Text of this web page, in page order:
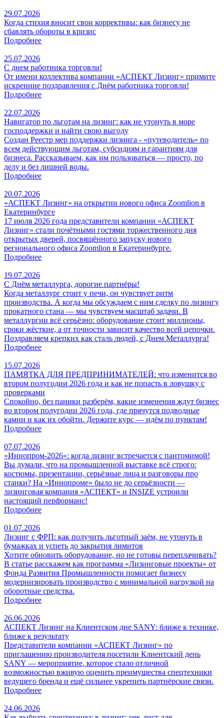
29.07.2026
Когда стихия вносит свои коррективы: как бизнесу не
сбавлять обороты в кризис
Подробнее
25.07.2026
С днем работника торговли!
От имени коллектива компании «АСПЕКТ Лизинг» примите
искренние поздравления с Днём работника торговли!
Подробнее
22.07.2026
Навигатор по льготам на лизинг: как не утонуть в море
господдержки и найти свою выгоду
Создан Реестр мер поддержки лизинга - «путеводитель» по
всем действующим льготам, субсидиям и гарантиям для
бизнеса. Рассказываем, как им пользоваться — просто, по
делу и без лишней воды.
Подробнее
20.07.2026
«АСПЕКТ Лизинг» на открытии нового офиса Zoomlion в
Екатеринбурге
17 июля 2026 года представители компании «АСПЕКТ
Лизинг» стали почётными гостями торжественного дня
открытых дверей, посвящённого запуску нового
регионального офиса Zoomlion в Екатеринбурге.
Подробнее
19.07.2026
С Днём металлурга, дорогие партнёры!
Когда металлург стоит у печи, он чувствует ритм
производства. А когда мы обсуждаем с ним сделку по лизингу
прокатного стана — мы чувствуем масштаб задачи. В
металлургии всё серьёзно: оборудование стоит миллионы,
сроки жёсткие, а от точности зависит качество всей цепочки.
Поздравляем крепких как сталь людей, с Днем Металлурга!
Подробнее
15.07.2026
ПАМЯТКА ДЛЯ ПРЕДПРИНИМАТЕЛЕЙ: что изменится во
втором полугодии 2026 года и как не попасть в ловушку с
проверками
Спокойно, без паники разберём, какие изменения ждут бизнес
во втором полугодии 2026 года, где прячутся подводные
камни и как их обойти. Держите курс — идём по пунктам!
Подробнее
07.07.2026
«Иннопром-2026»: когда лизинг встречается с пантомимой!
Вы думали, что на промышленной выставке всё строго:
костюмы, презентации, серьёзные лица и разговоры про
станки? На «Иннопроме» было не до серьёзности —
лизинговая компания «АСПЕКТ» и INSIZE устроили
настоящий перформанс!
Подробнее
01.07.2026
Лизинг с ФРП: как получить льготный заём, не утонуть в
бумажках и успеть до закрытия лимитов
Хотите обновить оборудование, но не готовы переплачивать?
В статье расскажем как программа «Лизинговые проекты» от
Фонда Развития Промышленности помогает бизнесу
модернизировать производство с минимальной нагрузкой на
оборотные средства.
Подробнее
26.06.2026
АСПЕКТ Лизинг на Клиентском дне SANY: ближе к технике,
ближе к результату
Представители компании «АСПЕКТ Лизинг» по
приглашению производителя посетили Клиентский день
SANY — мероприятие, которое стало отличной
возможностью вживую оценить преимущества спецтехники
ведущего бренда и ещё сильнее укрепить партнёрские связи.
Подробнее
24.06.2026